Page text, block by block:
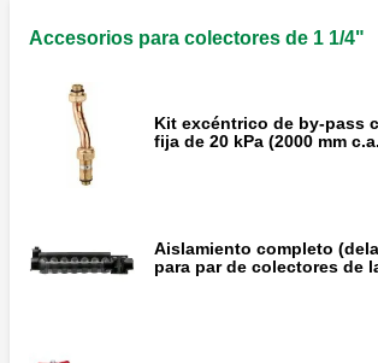
Accesorios para colectores de 1 1/4"
Kit excéntrico de by-pass
fija de 20 kPa (2000 mm
Aislamiento completo
para par de colectores de